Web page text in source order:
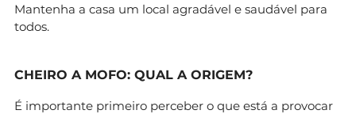
Mantenha a casa um local agradável e saudável para
todos.
CHEIRO A MOFO: QUAL A ORIGEM?
É importante primeiro perceber o que está a provocar